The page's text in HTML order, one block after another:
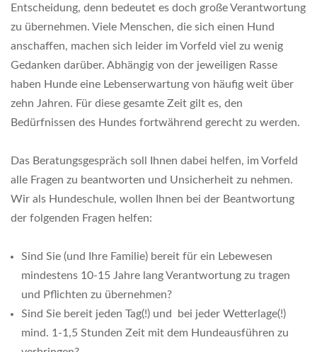
Entscheidung, denn bedeutet es doch große Verantwortung
zu übernehmen. Viele Menschen, die sich einen Hund
anschaffen, machen sich leider im Vorfeld viel zu wenig
Gedanken darüber. Abhängig von der jeweiligen Rasse
haben Hunde eine Lebenserwartung von häufig weit über
zehn Jahren. Für diese gesamte Zeit gilt es, den
Bedürfnissen des Hundes fortwährend gerecht zu werden.
Das Beratungsgespräch soll Ihnen dabei helfen, im Vorfeld
alle Fragen zu beantworten und Unsicherheit zu nehmen.
Wir als Hundeschule, wollen Ihnen bei der Beantwortung
der folgenden Fragen helfen:
Sind Sie (und Ihre Familie) bereit für ein Lebewesen
mindestens 10-15 Jahre lang Verantwortung zu tragen
und Pflichten zu übernehmen?
Sind Sie bereit jeden Tag(!) und bei jeder Wetterlage(!)
mind. 1-1,5 Stunden Zeit mit dem Hundeausführen zu